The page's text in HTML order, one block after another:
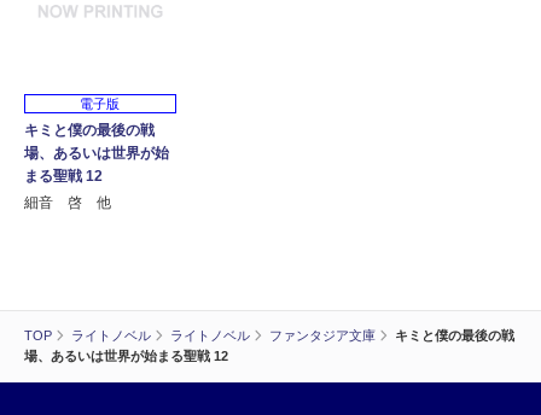
TOP ライトノベル ライトノベル ファンタジア文庫
キミと僕の最後の戦
場、あるいは世界が始まる聖戦 12
電子版
キミと僕の最後の戦
場、あるいは世界が始
まる聖戦 12
細音 啓 他